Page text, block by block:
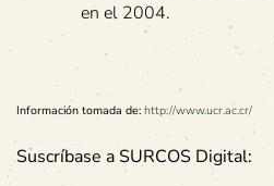
en el 2004.
Información tomada de: http://www.ucr.ac.cr/
Suscríbase a SURCOS Digital: